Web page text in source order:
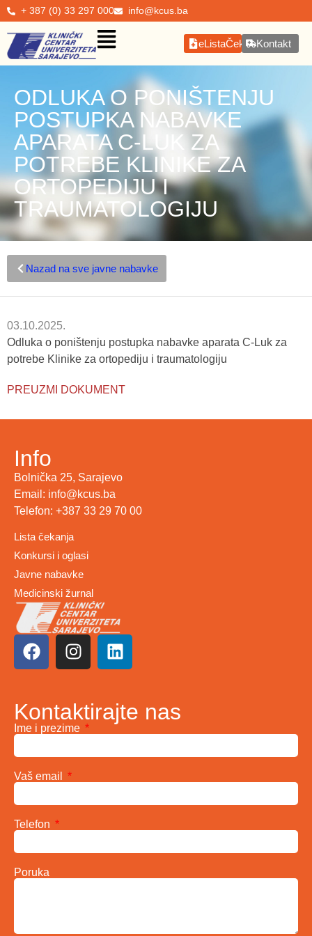
+ 387 (0) 33 297 000 info@kcus.ba
eListaČekanjaKontakt
ODLUKA O PONIŠTENJU
POSTUPKA NABAVKE
APARATA C-LUK ZA
POTREBE KLINIKE ZA
ORTOPEDIJU I
TRAUMATOLOGIJU
Nazad na sve javne nabavke
03.10.2025.
Odluka o poništenju postupka nabavke aparata C-Luk za
potrebe Klinike za ortopediju i traumatologiju
PREUZMI DOKUMENT
Info
Bolnička 25, Sarajevo
Email: info@kcus.ba
Telefon: +387 33 29 70 00
Lista čekanja
Konkursi i oglasi
Javne nabavke
Medicinski žurnal
Kontaktirajte nas
Ime i prezime
Vaš email
Telefon
Poruka